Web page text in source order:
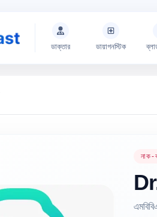
ডাক্তার ডায়াগনস্টিক
নাক-